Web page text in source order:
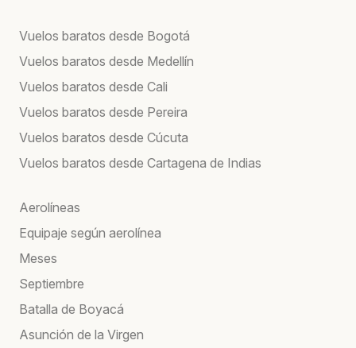
Vuelos baratos desde Bogotá
Vuelos baratos desde Medellín
Vuelos baratos desde Cali
Vuelos baratos desde Pereira
Vuelos baratos desde Cúcuta
Vuelos baratos desde Cartagena de Indias
Aerolíneas
Equipaje según aerolínea
Meses
Septiembre
Batalla de Boyacá
Asunción de la Virgen